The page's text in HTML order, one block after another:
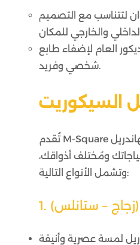
لتتناسب مع التصميم
العام لإضفاء طابع
شخصي وفريد.
السيكوريت
تُقدم M-Square تشكيلة واسعة من أنواع الهاندريل
ومُختلف أذواقك،
وتشمل الأنواع التالية:
(زجاج – ستانلس)
لمسة عصرية وأنيقة